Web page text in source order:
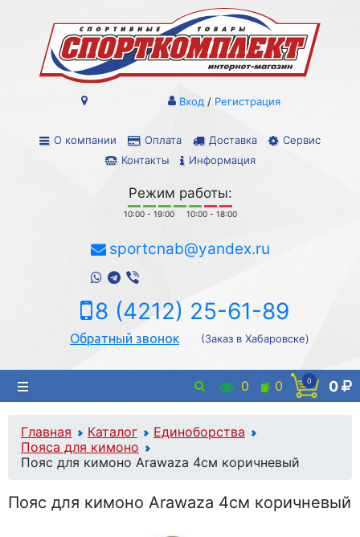
О компании Оплата Доставка
Сервис
Контакты
Информация
Вход / Регистрация
Режим работы:
10:00 - 19:00 10:00 - 18:00
sportcnab@yandex.ru
8 (4212) 25-61-89
Обратный звонок (Заказ в Хабаровске)
0 0 0 0
Главная Каталог
Единоборства
Пояса для кимоно
Пояс для кимоно Arawaza 4см коричневый
Пояс для кимоно Arawaza 4см коричневый